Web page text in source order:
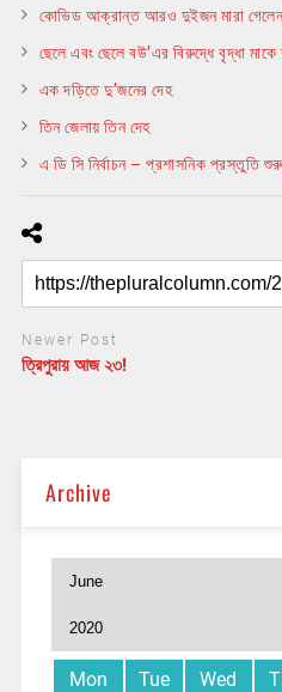
কোভিড আক্রান্ত আরও দুইজন মারা গেলেন
ছেলে এবং ছেলে বউ’এর বিরুদ্ধে বৃদ্ধা
এক দড়িতে দু’জনের দেহ
তিন জেলায় তিন দেহ
এ ডি সি নির্বাচন – প্রশাসনিক প্রস্তুতি শুরু
Newer Post
ত্রিপুরায় আজ ২৩!
Archive
Mon Tue Wed